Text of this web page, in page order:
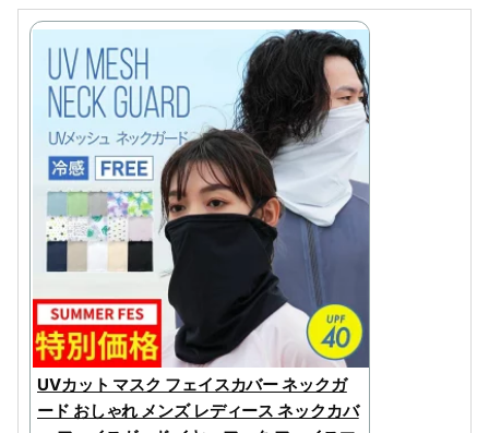
UVカット マスク フェイスカバー ネックガ
ード おしゃれ メンズ レディース ネックカバ